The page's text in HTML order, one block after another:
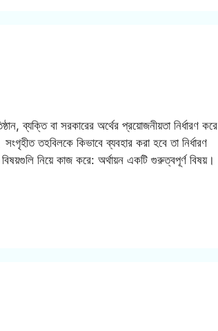
ব্যক্তি বা সরকারের অর্থের প্রয়োজনীয়তা নির্ধারণ করে
তহবিলকে কিভাবে ব্যবহার করা হবে তা নির্ধারণ
নিয়ে কাজ করে: অর্থায়ন একটি গুরুত্বপূর্ণ বিষয়।